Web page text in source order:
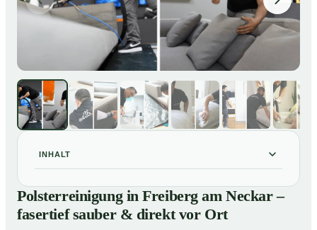
INHALT
Polsterreinigung in Freiberg am Neckar – fasertief
sauber & direkt vor Ort
Polsterreinigung in Freiberg am Neckar –
fasertief sauber & direkt vor Ort